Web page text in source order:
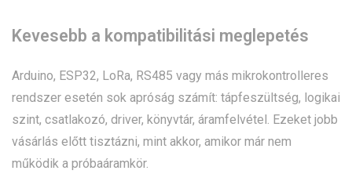
Kevesebb a kompatibilitási meglepetés
Arduino, ESP32, LoRa, RS485 vagy más mikrokontrolleres
rendszer esetén sok apróság számít: tápfeszültség, logikai
szint, csatlakozó, driver, könyvtár, áramfelvétel. Ezeket jobb
vásárlás előtt tisztázni, mint akkor, amikor már nem
működik a próbaáramkör.